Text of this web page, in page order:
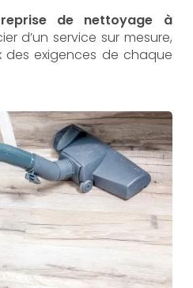
de nettoyage à
d’un service sur mesure,
exigences de chaque